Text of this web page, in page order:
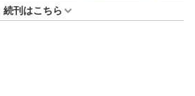
続刊はこちら